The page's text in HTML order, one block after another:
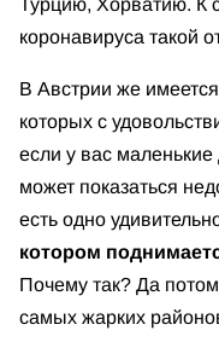
Турцию, Хорватию. К
коронавируса такой
В Австрии же
которых с
если у вас
может показаться
есть одно
котором
Почему так? Да
самых жарких